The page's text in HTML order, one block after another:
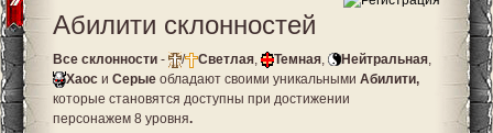
Абилити склонностей
Все склонности - / Светлая, Темная, Нейтральная,
Хаос и Серые обладают своими уникальными Абилити,
которые становятся доступны при достижении
персонажем 8 уровня.